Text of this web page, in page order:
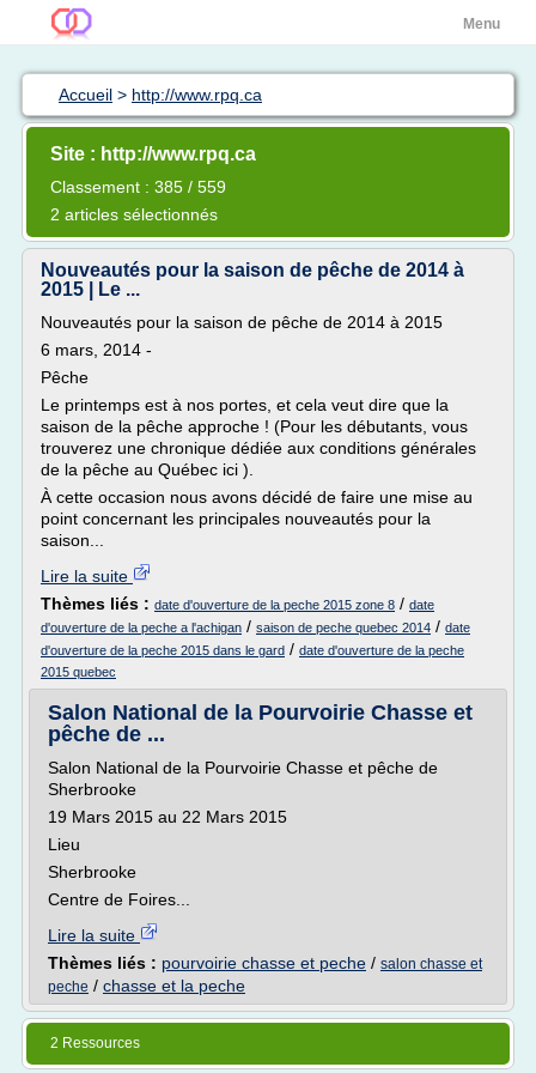
Menu
Accueil > http://www.rpq.ca
Site : http://www.rpq.ca
Classement : 385 / 559
2 articles sélectionnés
Nouveautés pour la saison de pêche de 2014 à
2015 | Le ...
Nouveautés pour la saison de pêche de 2014 à 2015
6 mars, 2014 -
Pêche
Le printemps est à nos portes, et cela veut dire que la
saison de la pêche approche ! (Pour les débutants, vous
trouverez une chronique dédiée aux conditions générales
de la pêche au Québec ici ).
À cette occasion nous avons décidé de faire une mise au
point concernant les principales nouveautés pour la
saison...
Lire la suite
Thèmes liés : date d'ouverture de la peche 2015 zone 8 / date
d'ouverture de la peche a l'achigan / saison de peche quebec 2014 / date
d'ouverture de la peche 2015 dans le gard / date d'ouverture de la peche
2015 quebec
Salon National de la Pourvoirie Chasse et
pêche de ...
Salon National de la Pourvoirie Chasse et pêche de
Sherbrooke
19 Mars 2015 au 22 Mars 2015
Lieu
Sherbrooke
Centre de Foires...
Lire la suite
Thèmes liés : pourvoirie chasse et peche / salon chasse et
peche / chasse et la peche
2 Ressources